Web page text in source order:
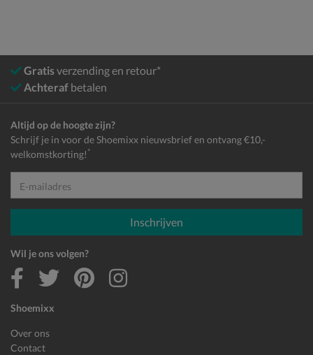
Gratisverzending en retour*
Achteraf betalen
Shoemixx
Over ons
Contact
Altijd op de hoogte zijn?
Schrijf je in voor de Shoemixx nieuwsbrief en ontvang €10,-
welkomstkorting! *
E-mailadres
Inschrijven
Wil je ons volgen?